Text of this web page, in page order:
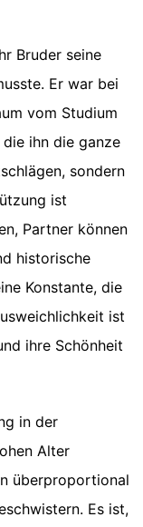
Bruder seine
Er war bei
vom Studium
ihn die ganze
sondern
ist
Partner können
historische
Konstante, die
ist
ihre Schönheit
in der
Alter
überproportional
Es ist,